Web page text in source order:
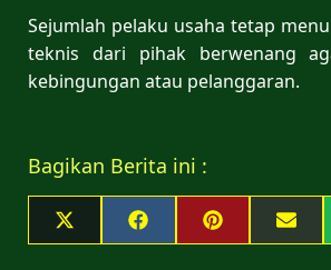
Sejumlah pelaku usaha tetap
teknis dari pihak berwenang
kebingungan atau pelanggaran.
Bagikan Berita ini :